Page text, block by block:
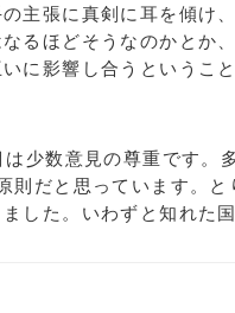
主張に真剣に耳を傾け
るほどそうなのかとか
に影響し合うというこ
少数意見の尊重です。
則だと思っています。
した。いわずと知れた